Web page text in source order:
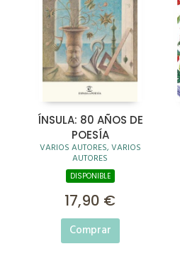
ÍNSULA: 80 AÑOS DE
POESÍA
VARIOS AUTORES, VARIOS
AUTORES
DISPONIBLE
17,90 €
Comprar